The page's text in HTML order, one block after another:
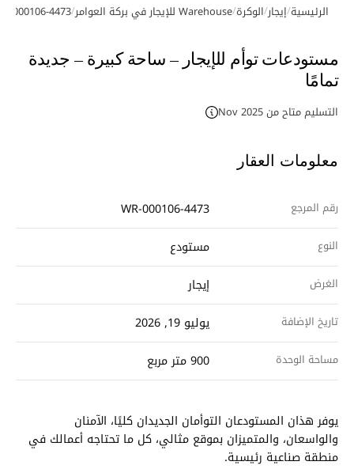
معرض الصور
الرئيسية/إيجار/الوكرة/Warehouse للإيجار في بركة العوامر /
000106-4473
مستودعات توأم للإيجار – ساحة كبيرة – جديدة
تمامًا
التسليم متاح من Nov 2025
معلومات العقار
رقم المرجع WR-000106-4473
النوع مستودع
الغرض إيجار
تاريخ الإضافة يوليو 19, 2026
مساحة الوحدة 900 متر مربع
يوفر هذان المستودعان التوأمان الجديدان كليًا، الآمنان
والواسعان، والمتميزان بموقع مثالي، كل ما تحتاجه أعمالك في
منطقة صناعية رئيسية.